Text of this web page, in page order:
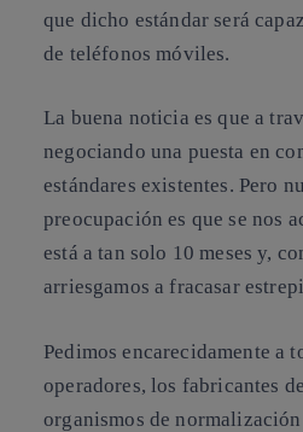
que dicho estándar será
de teléfonos móviles.
La buena noticia es que a
negociando una puesta en
estándares existentes. Pero
preocupación es que se nos
está a tan solo 10 meses y,
arriesgamos a fracasar
Pedimos encarecidamente a
operadores, los fabricantes
organismos de